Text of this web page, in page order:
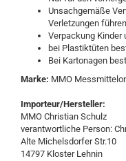
Unsachgemäße
Verletzungen
Verpackung Kinder
bei Plastiktüten
Bei Kartonagen
Marke: MMO
Importeur/Hersteller:
MMO Christian Schulz
verantwortliche Person:
Alte Michelsdorfer Str.10
14797 Kloster Lehnin